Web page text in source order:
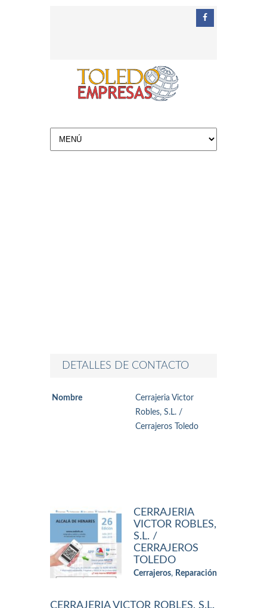
DETALLES DE CONTACTO
Nombre
Cerrajeria Victor
Robles, S.L. /
Cerrajeros Toledo
CERRAJERIA
VICTOR ROBLES,
S.L. /
CERRAJEROS
TOLEDO
Cerrajeros, Reparación
CERRAJERIA VICTOR ROBLES, S.L.